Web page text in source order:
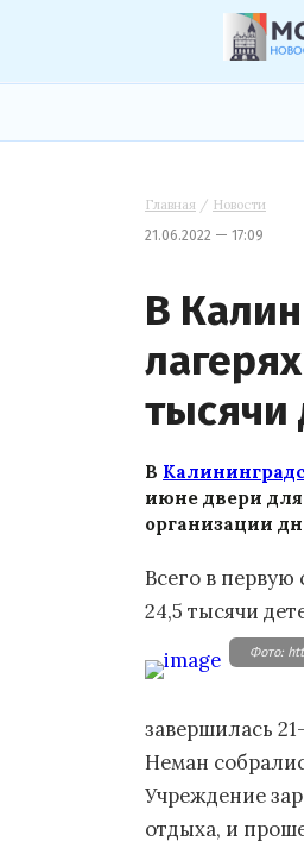
Главная / Новости
21.06.2022 — 17:09
В
тысячи
В
июне двери
организации
Всего в
24,5 тысячи
Фото:
завершилась
Неман
Учреждение
отдыха, и